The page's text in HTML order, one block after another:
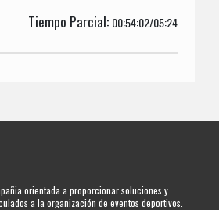
Tiempo Parcial: 00:54:02/05:24
orientada a proporcionar soluciones y
a la organización de eventos deportivos.